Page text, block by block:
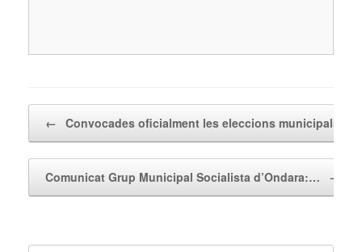
← Convocades oficialment les eleccions municipals…
Comunicat Grup Municipal Socialista d’Ondara:… →